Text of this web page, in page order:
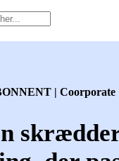
| Coorporate